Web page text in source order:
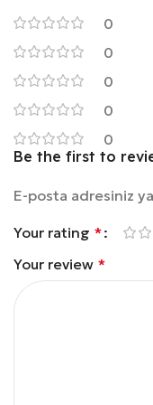
0
0
0
0
0
Be the first to
E-posta adresiniz
Your rating *
Your review *